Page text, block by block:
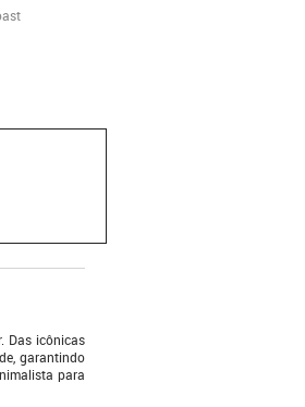
Das icônicas
garantindo
para